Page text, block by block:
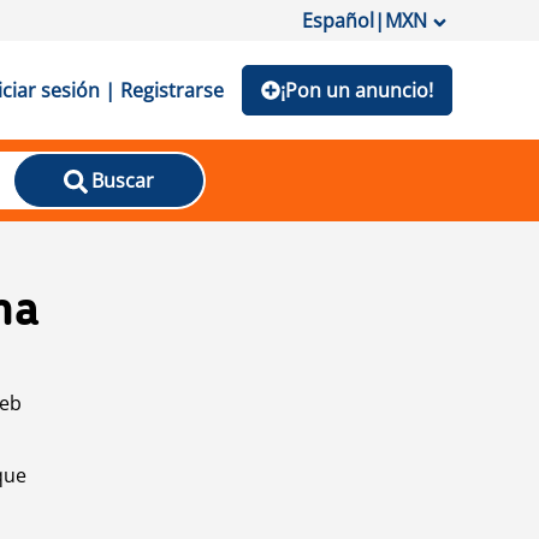
Español|MXN
sesión | Registrarse ¡Pon un anuncio!
Buscar